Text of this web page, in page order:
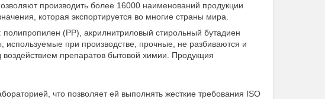
производить более 16000 наименований продукции
которая экспортируется во многие страны мира.
(РР), акрилнитриловый стирольный бутадиен
при производстве, прочные, не разбиваются и
препаратов бытовой химии. Продукция
что позволяет ей выполнять жесткие требования ISO